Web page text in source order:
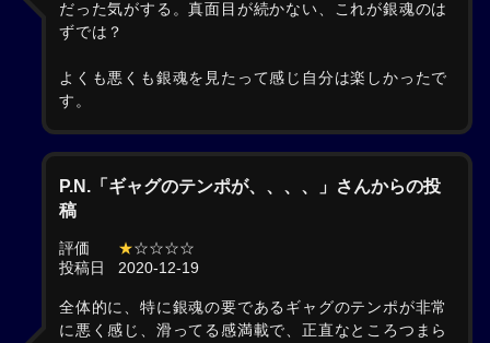
だった気がする。真面目が続かない、これが銀魂のは
ずでは？
よくも悪くも銀魂を見たって感じ自分は楽しかったで
す。
P.N.「ギャグのテンポが、、、、」さんからの投
稿
評価 ★☆☆☆☆
投稿日
2020-12-19
全体的に、特に銀魂の要であるギャグのテンポが非常
に悪く感じ、滑ってる感満載で、正直なところつまら